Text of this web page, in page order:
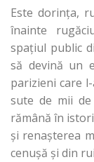
Este dorința,
înainte
spațiul public
să devină un
parizieni care
sute de mii
rămână în
și renașterea
cenușă și din